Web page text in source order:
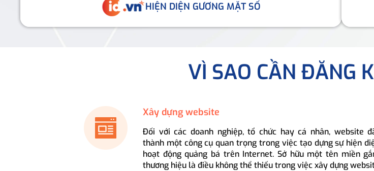
HIỆN DIỆN GƯƠNG MẶT SỐ
VÌ SAO CẦN ĐĂNG
Xây dựng website
Đối với các doanh nghiệp, tổ chức hay cá nhân, website
thành một công cụ quan trọng trong việc tạo dựng sự hiện
hoạt động quảng bá trên Internet. Sở hữu một tên miền
thương hiệu là điều không thể thiếu trong việc xây dựng